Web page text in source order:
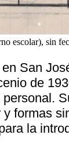
escolar), sin
San
de
formas
la